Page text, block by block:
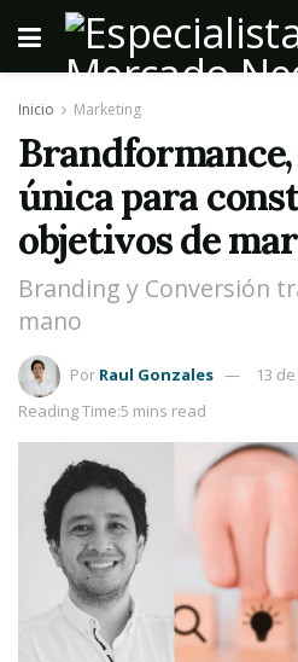
Inicio Marketing
única para
objetivos de
Branding y Conversión
mano
Por Raul Gonzales
13
Reading Time:5 mins read